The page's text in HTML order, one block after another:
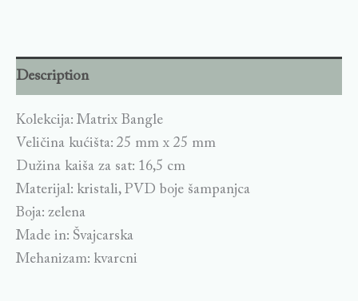
Description
Kolekcija: Matrix Bangle
Veličina kućišta: 25 mm x 25 mm
Dužina kaiša za sat: 16,5 cm
Materijal: kristali, PVD boje šampanjca
Boja: zelena
Made in: Švajcarska
Mehanizam: kvarcni